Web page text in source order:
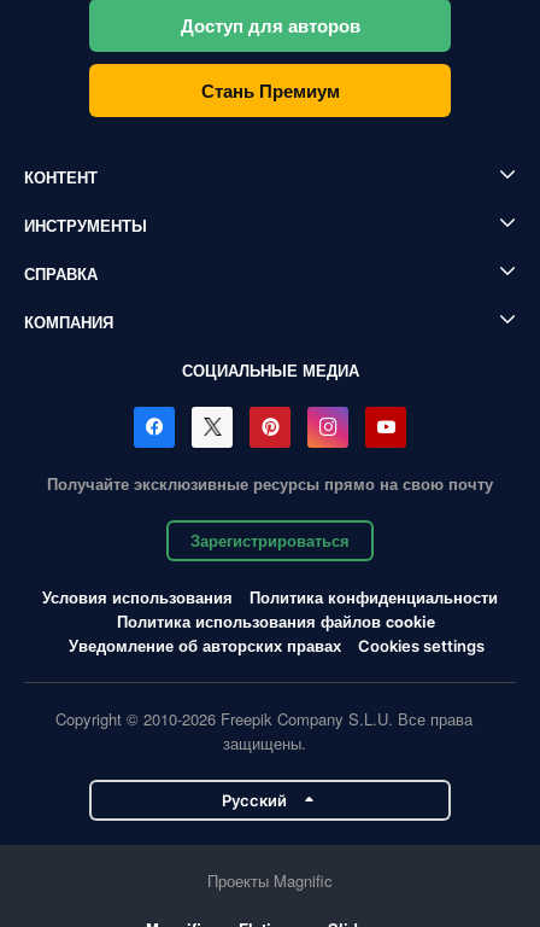
Доступ для авторов
Стань Премиум
КОНТЕНТ
ИНСТРУМЕНТЫ
СПРАВКА
КОМПАНИЯ
СОЦИАЛЬНЫЕ МЕДИА
Получайте эксклюзивные ресурсы прямо на свою почту
Зарегистрироваться
Условия использования
Политика конфиденциальности
Политика использования файлов cookie
Уведомление об авторских правах
Cookies settings
Copyright © 2010-2026 Freepik Company S.L.U. Все права
защищены.
Pусский
Проекты Magnific